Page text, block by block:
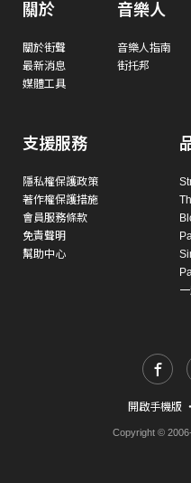
關於
關於街聲
最新消息
媒體工具
音樂人
音樂人指南
街托邦
支援服務
隱私權保護政策
著作權保護措施
會員服務條款
免責聲明
幫助中心
開啟手機版 ・
Copyright ©